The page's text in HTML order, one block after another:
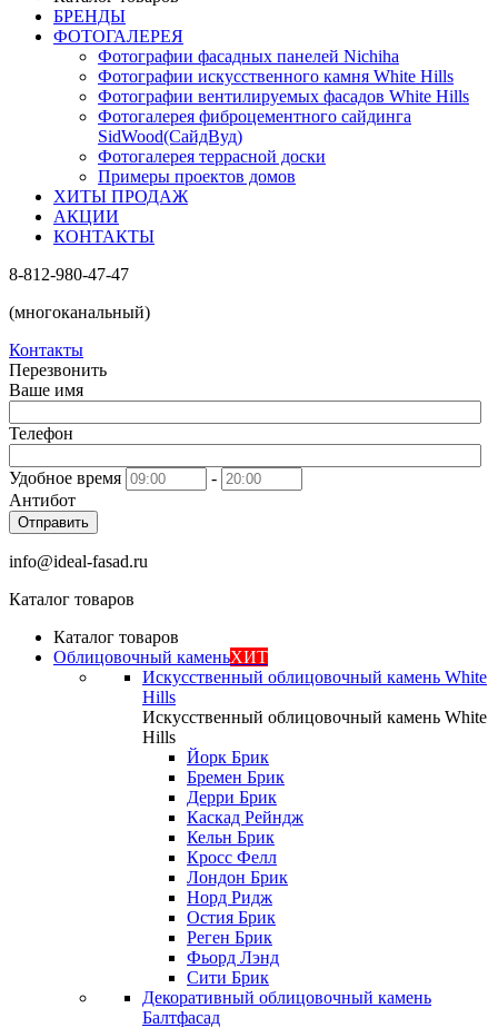
БРЕНДЫ
ФОТОГАЛЕРЕЯ
Фотографии фасадных панелей Nichiha
Фотографии искусственного камня White Hills
Фотографии вентилируемых фасадов White Hills
Фотогалерея фиброцементного сайдинга
SidWood(СайдВуд)
Фотогалерея террасной доски
Примеры проектов домов
ХИТЫ ПРОДАЖ
АКЦИИ
КОНТАКТЫ
8-812-980-47-47
(многоканальный)
Контакты
Перезвонить
Ваше имя
Телефон
Удобное время
-
Антибот
Отправить
info@ideal-fasad.ru
Каталог товаров
Каталог товаров
Облицовочный каменьХИТ
Искусственный облицовочный камень White
Hills
Искусственный облицовочный камень White
Hills
Йорк Брик
Бремен Брик
Дерри Брик
Каскад Рейндж
Кельн Брик
Кросс Фелл
Лондон Брик
Норд Ридж
Остия Брик
Реген Брик
Фьорд Лэнд
Сити Брик
Декоративный облицовочный камень
Балтфасад